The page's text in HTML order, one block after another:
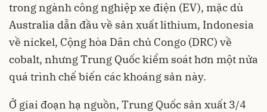
trong ngành công nghiệp xe điện (EV), mặc dù
Australia dẫn đầu về sản xuất lithium, Indonesia
về nickel, Cộng hòa Dân chủ Congo (DRC) về
cobalt, nhưng Trung Quốc kiểm soát hơn một nửa
quá trình chế biến các khoáng sản này.
Ở giai đoạn hạ nguồn, Trung Quốc sản xuất 3/4